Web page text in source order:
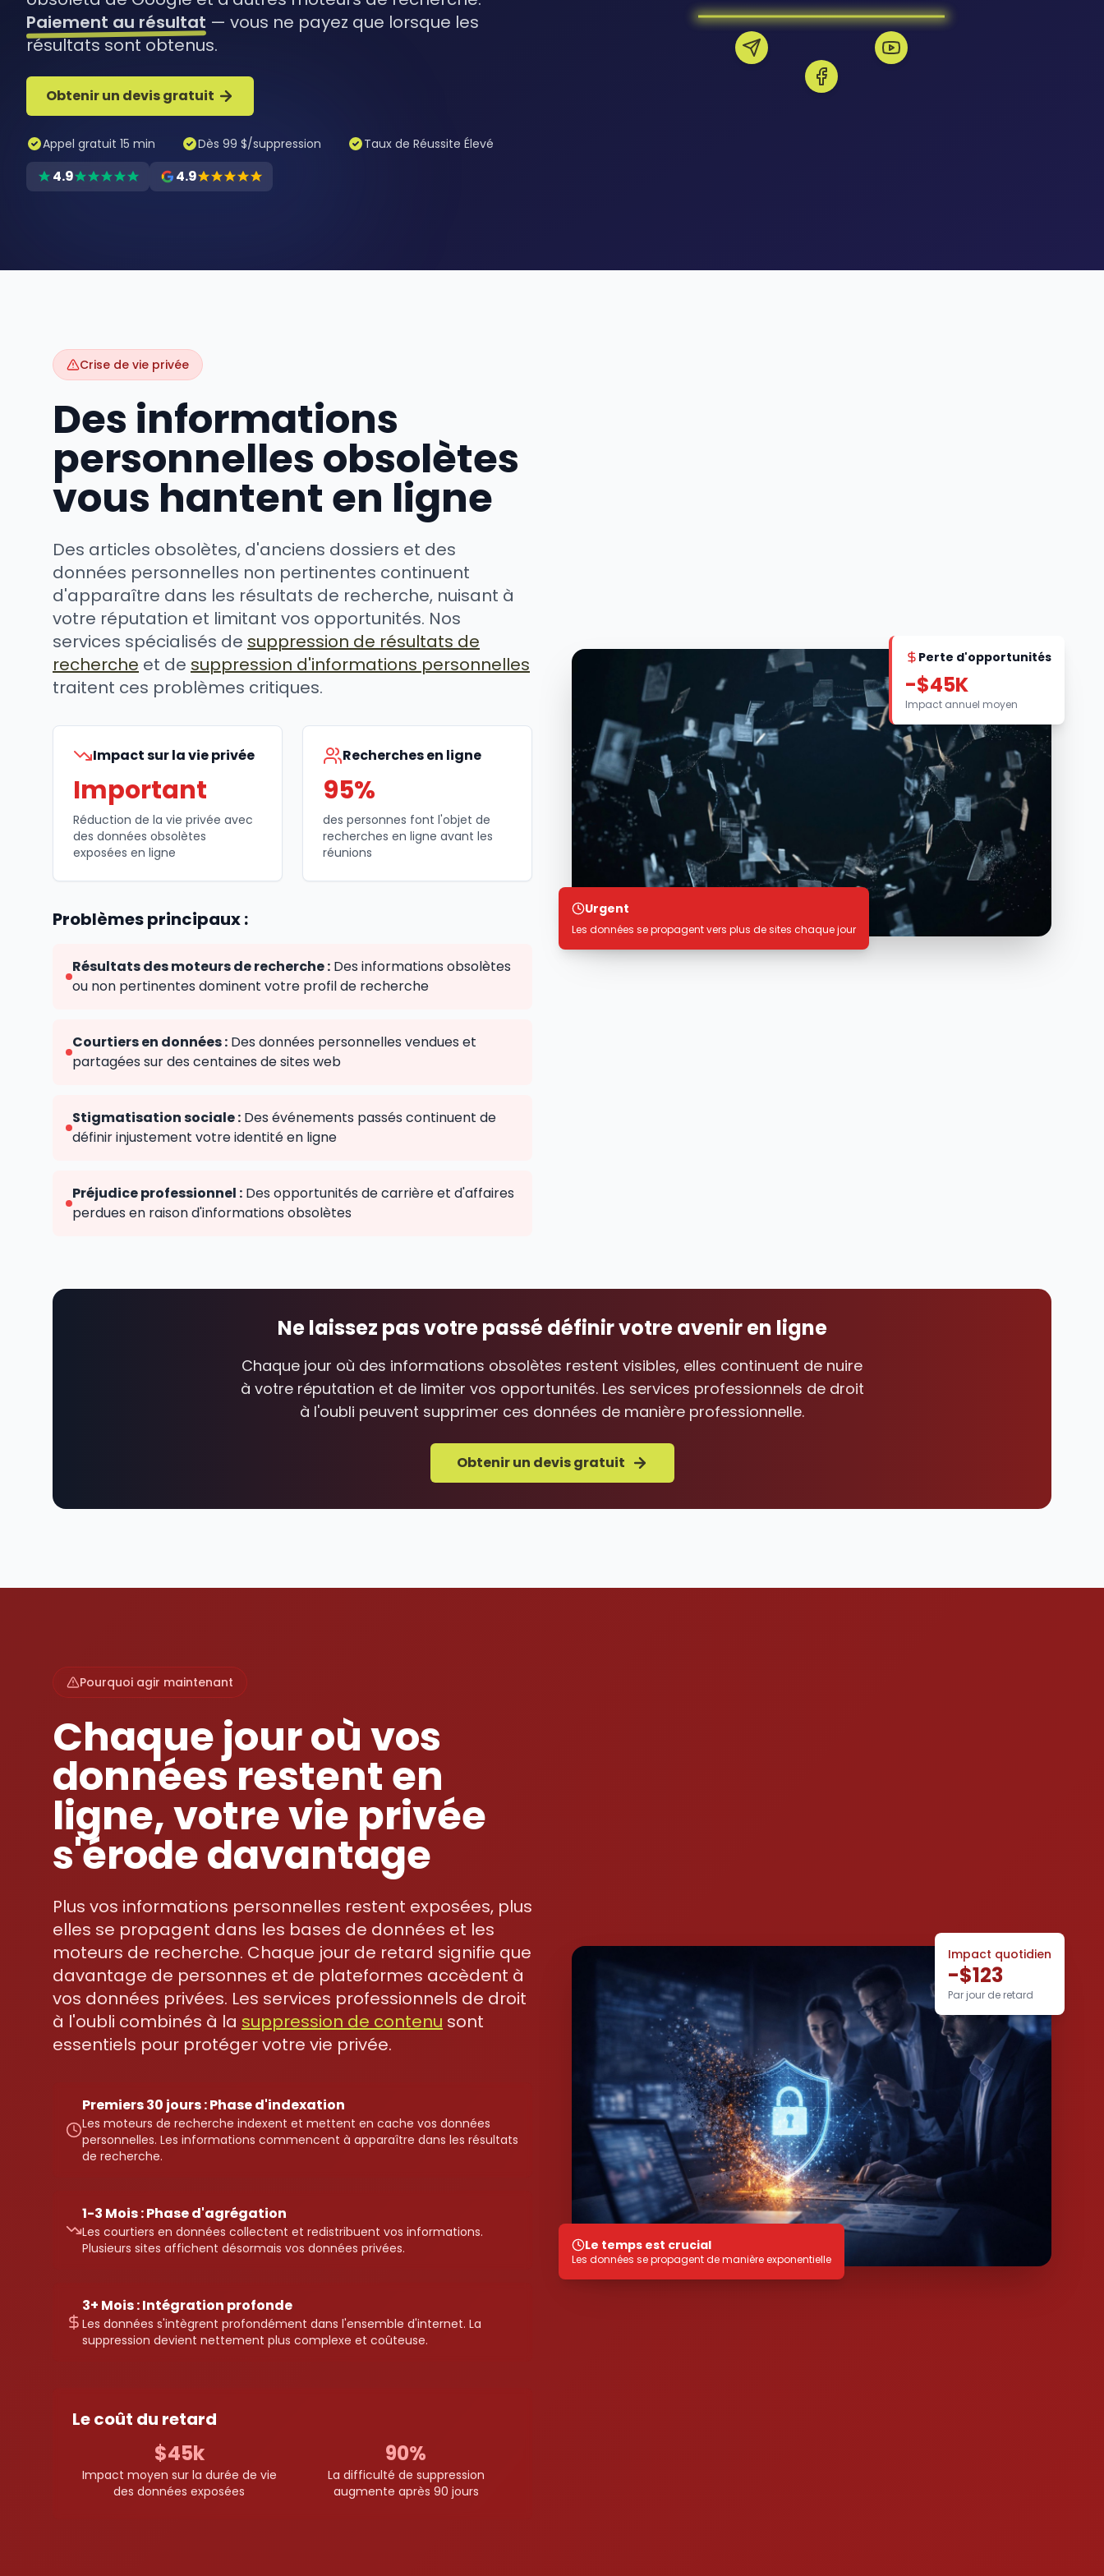
Paiement au résultat — vous ne payez que lorsque les
résultats sont obtenus.
Obtenir un devis gratuit
Appel gratuit 15 min Dès 99 $/suppression Taux de Réussite Élevé
4.9 4.9
Crise de vie privée
Des informations
personnelles obsolètes
vous hantent en ligne
Des articles obsolètes, d'anciens dossiers et des
données personnelles non pertinentes continuent
d'apparaître dans les résultats de recherche, nuisant à
votre réputation et limitant vos opportunités. Nos
services spécialisés de suppression de résultats de
recherche et de suppression d'informations personnelles
traitent ces problèmes critiques.
Impact sur la vie privée
Important
Réduction de la vie privée avec
des données obsolètes
exposées en ligne
Recherches en ligne
95%
des personnes font l'objet de
recherches en ligne avant les
réunions
Problèmes principaux :
Résultats des moteurs de recherche : Des informations obsolètes
ou non pertinentes dominent votre profil de recherche
Courtiers en données : Des données personnelles vendues et
partagées sur des centaines de sites web
Stigmatisation sociale : Des événements passés continuent de
définir injustement votre identité en ligne
Préjudice professionnel : Des opportunités de carrière et d'affaires
perdues en raison d'informations obsolètes
Perte d'opportunités
-$45K
Impact annuel moyen
Urgent
Les données se propagent vers plus de sites chaque jour
Ne laissez pas votre passé définir votre avenir en ligne
Chaque jour où des informations obsolètes restent visibles, elles continuent de nuire
à votre réputation et de limiter vos opportunités. Les services professionnels de droit
à l'oubli peuvent supprimer ces données de manière professionnelle.
Obtenir un devis gratuit
Pourquoi agir maintenant
Chaque jour où vos
données restent en
ligne, votre vie privée
s'érode davantage
Plus vos informations personnelles restent exposées, plus
elles se propagent dans les bases de données et les
moteurs de recherche. Chaque jour de retard signifie que
davantage de personnes et de plateformes accèdent à
vos données privées. Les services professionnels de droit
à l'oubli combinés à la suppression de contenu sont
essentiels pour protéger votre vie privée.
Premiers 30 jours : Phase d'indexation
Les moteurs de recherche indexent et mettent en cache vos données
personnelles. Les informations commencent à apparaître dans les résultats
de recherche.
1-3 Mois : Phase d'agrégation
Les courtiers en données collectent et redistribuent vos informations.
Plusieurs sites affichent désormais vos données privées.
3+ Mois : Intégration profonde
Les données s'intègrent profondément dans l'ensemble d'internet. La
suppression devient nettement plus complexe et coûteuse.
Le coût du retard
$45k
Impact moyen sur la durée de vie
des données exposées
90%
La difficulté de suppression
augmente après 90 jours
Impact quotidien
-$123
Par jour de retard
Le temps est crucial
Les données se propagent de manière exponentielle